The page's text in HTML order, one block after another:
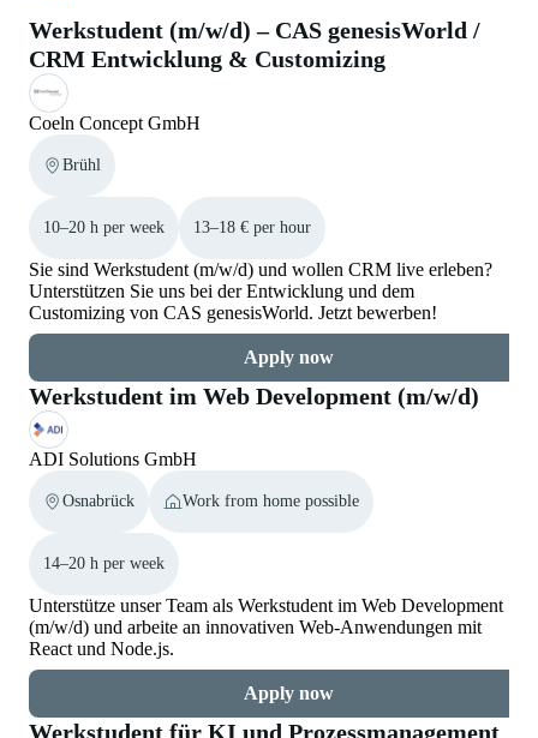
Werkstudent (m/w/d) – CAS genesisWorld /
CRM Entwicklung & Customizing
Coeln Concept GmbH
Brühl
10–20 h per week 13–18 € per hour
Sie sind Werkstudent (m/w/d) und wollen CRM live erleben?
Unterstützen Sie uns bei der Entwicklung und dem
Customizing von CAS genesisWorld. Jetzt bewerben!
Apply now
Werkstudent im Web Development (m/w/d)
ADI Solutions GmbH
Osnabrück Work from home possible
14–20 h per week
Unterstütze unser Team als Werkstudent im Web Development
(m/w/d) und arbeite an innovativen Web-Anwendungen mit
React und Node.js.
Apply now
Werkstudent für KI und Prozessmanagement